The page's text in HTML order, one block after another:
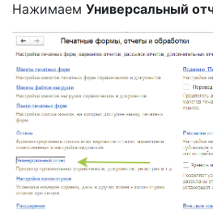
Нажимаем Универсальный